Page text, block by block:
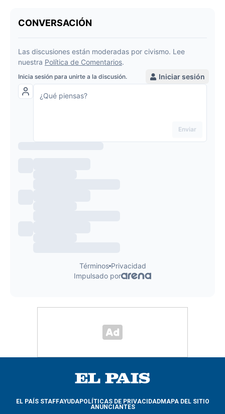
EL PAÍS STAFFAYUDAPOLÍTICAS DE PRIVACIDADMAPA DEL SITIO
ANUNCIANTES